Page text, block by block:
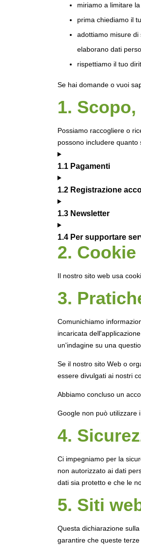
miriamo a limitare
prima chiediamo il
adottiamo misure
elaborano dati
rispettiamo il tuo
Se hai domande o vuoi
1.
Possiamo raccogliere o
possono includere
1.1 Pagamenti
1.2 Registrazione
1.3 Newsletter
1.4 Per supportare
2. Cookie
Il nostro sito web usa
3.
Comunichiamo
incaricata
un'indagine su una
Se il nostro sito Web o
essere divulgati ai nostri
Abbiamo concluso un
Google non può utilizzare
4.
Ci impegniamo per la
non autorizzato ai dati
dati sia protetto e che le
5. Siti
Questa dichiarazione
garantire che queste